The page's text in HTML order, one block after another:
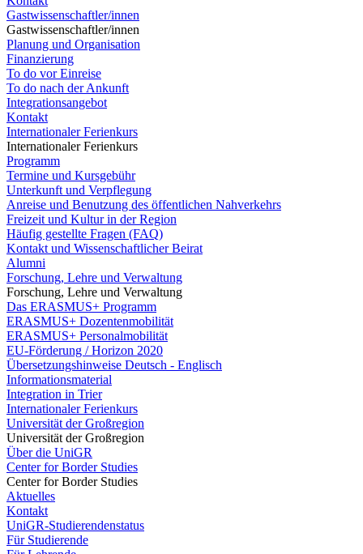
Gastwissenschaftler/innen
Gastwissenschaftler/innen
Planung und Organisation
Finanzierung
To do vor Einreise
To do nach der Ankunft
Integrationsangebot
Kontakt
Internationaler Ferienkurs
Internationaler Ferienkurs
Programm
Termine und Kursgebühr
Unterkunft und Verpflegung
Anreise und Benutzung des öffentlichen Nahverkehrs
Freizeit und Kultur in der Region
Häufig gestellte Fragen (FAQ)
Kontakt und Wissenschaftlicher Beirat
Alumni
Forschung, Lehre und Verwaltung
Forschung, Lehre und Verwaltung
Das ERASMUS+ Programm
ERASMUS+ Dozentenmobilität
ERASMUS+ Personalmobilität
EU-Förderung / Horizon 2020
Übersetzungshinweise Deutsch - Englisch
Informationsmaterial
Integration in Trier
Internationaler Ferienkurs
Universität der Großregion
Universität der Großregion
Über die UniGR
Center for Border Studies
Center for Border Studies
Aktuelles
Kontakt
UniGR-Studierendenstatus
Für Studierende